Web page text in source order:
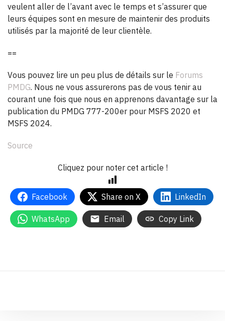
veulent aller de l’avant avec le temps et s’assurer que
leurs équipes sont en mesure de maintenir des produits
utilisés par la majorité de leur clientèle.
==
Vous pouvez lire un peu plus de détails sur le Forums
PMDG. Nous ne vous assurerons pas de vous tenir au
courant une fois que nous en apprenons davantage sur la
publication du PMDG 777-200er pour MSFS 2020 et
MSFS 2024.
Source
Cliquez pour noter cet article !
Facebook Share on X LinkedIn
WhatsApp Email Copy Link